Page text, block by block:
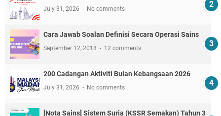
July 31, 2026 No comments
Cara Jawab Soalan Definisi Secara Operasi Sains
September 12, 2018 12 comments
200 Cadangan Aktiviti Bulan Kebangsaan 2026
July 31, 2026 No comments
[Nota Sains] Sistem Suria (KSSR Semakan) Tahun 3